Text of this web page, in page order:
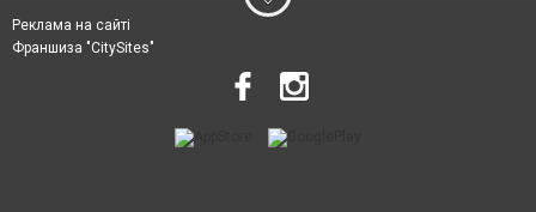
Реклама на сайті
Франшиза "CitySites"